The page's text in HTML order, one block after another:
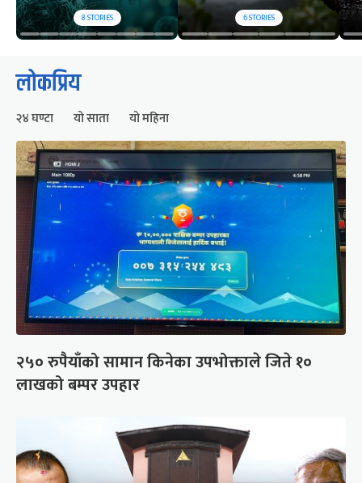
8STORIES 6STORIES
लोकप्रिय
२४ घण्टा यो साता यो महिना
२५० रुपैयाँको सामान किनेका उपभोक्ताले जिते १०
लाखको बम्पर उपहार